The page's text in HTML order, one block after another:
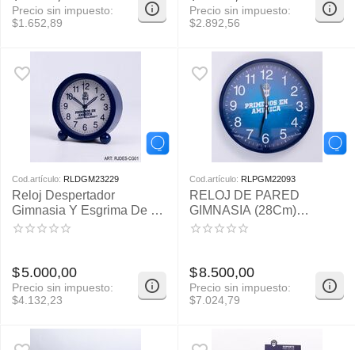
Precio sin impuesto:
$1.652,89
Precio sin impuesto:
$2.892,56
Cod.artículo: RLDGM23229
Reloj Despertador
Gimnasia Y Esgrima De La
Plata RJDES-CGE01
$5.000,00
Precio sin impuesto:
$4.132,23
Cod.artículo: RLPGM22093
RELOJ DE PARED
GIMNASIA (28Cm)
RJPAR-CGE01
$8.500,00
Precio sin impuesto:
$7.024,79